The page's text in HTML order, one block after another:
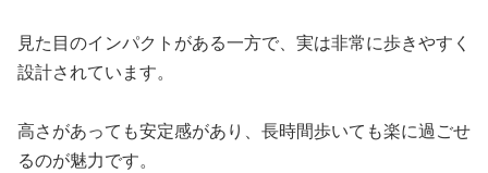
見た目のインパクトがある一方で、実は非常に歩きやすく
設計されています。
高さがあっても安定感があり、長時間歩いても楽に過ごせ
るのが魅力です。